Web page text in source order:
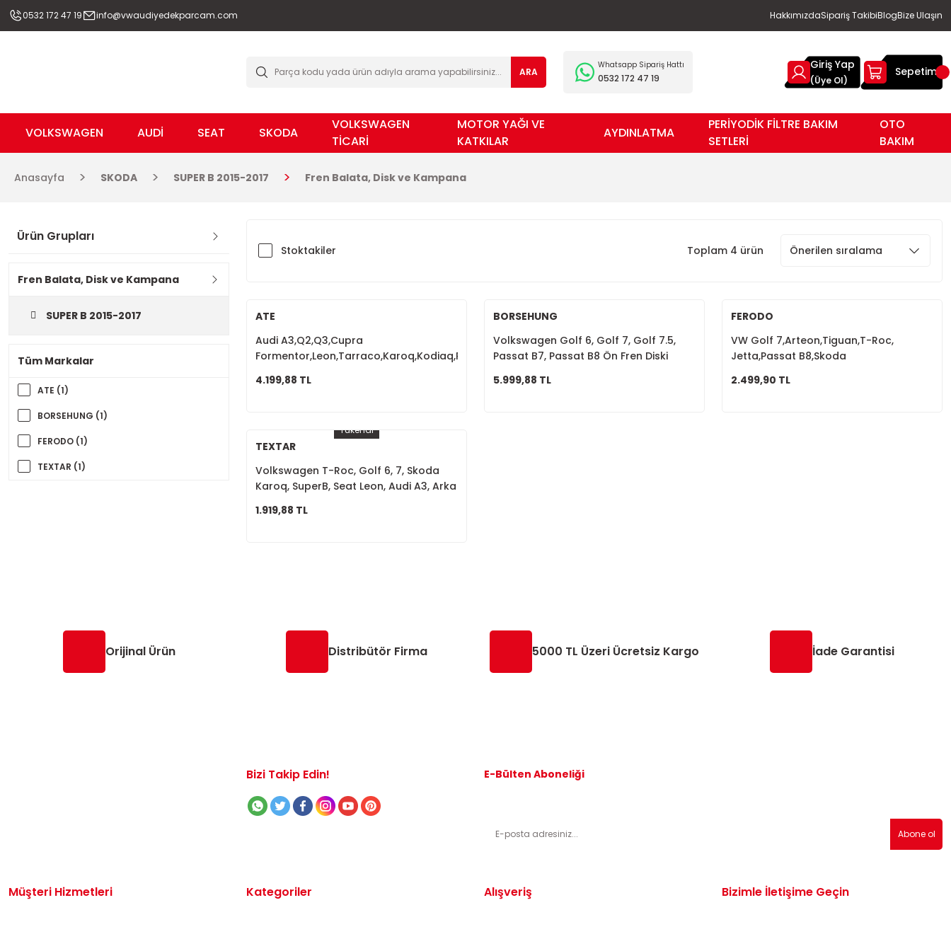
0532 172 47 19 info@vwaudiyedekparcam.com HakkımızdaSipariş TakibiBlogBize Ulaşın
ARA
Whatsapp Sipariş Hattı
0532 172 47 19
Giriş Yap
(Üye Ol)
Sepetim
VOLKSWAGEN AUDİ SEAT SKODA
VOLKSWAGEN
TİCARİ
MOTOR YAĞI VE
KATKILAR
AYDINLATMA
PERİYODİK FİLTRE BAKIM
SETLERİ
OTO
BAKIM
Anasayfa SKODA SUPER B 2015-2017 Fren Balata, Disk ve Kampana
Ürün Grupları
Fren Balata, Disk ve Kampana
SUPER B 2015-2017
Tüm Markalar
ATE (1)
BORSEHUNG (1)
FERODO (1)
TEXTAR (1)
Stoktakiler Toplam 4 ürün
ATE
Audi A3,Q2,Q3,Cupra
Formentor,Leon,Tarraco,Karoq,Kodiaq,Passat
4.199,88 TL
BORSEHUNG
Volkswagen Golf 6, Golf 7, Golf 7.5,
Passat B7, Passat B8 Ön Fren Diski
5.999,88 TL
FERODO
VW Golf 7,Arteon,Tiguan,T-Roc,
Jetta,Passat B8,Skoda
8V0698151A
2.499,90 TL
Tükendi
TEXTAR
Volkswagen T-Roc, Golf 6, 7, Skoda
Karoq, SuperB, Seat Leon, Audi A3, Arka
1.919,88 TL
Orijinal Ürün Distribütör Firma 5000 TL Üzeri Ücretsiz Kargo İade Garantisi
Bizi Takip Edin! E-Bülten Aboneliği
Abone ol
Müşteri Hizmetleri Kategoriler Alışveriş Bizimle İletişime Geçin